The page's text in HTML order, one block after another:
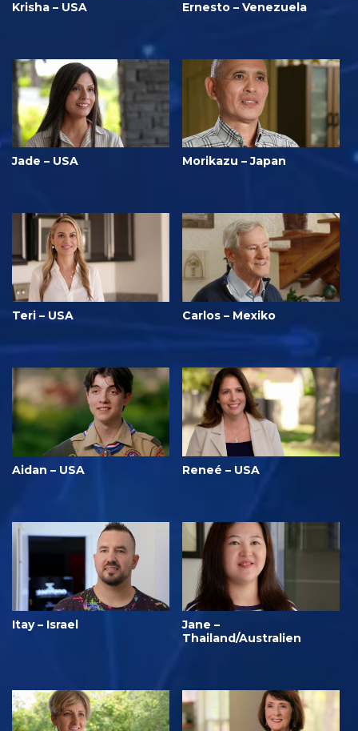
Krisha – USA Ernesto – Venezuela
Jade – USA Morikazu – Japan
Teri – USA Carlos – Mexiko
Aidan – USA Reneé – USA
Itay – Israel
Jane –
Thailand/Australien